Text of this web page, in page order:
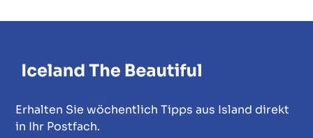
Erhalten Sie wöchentlich Tipps aus Island direkt
in Ihr Postfach.